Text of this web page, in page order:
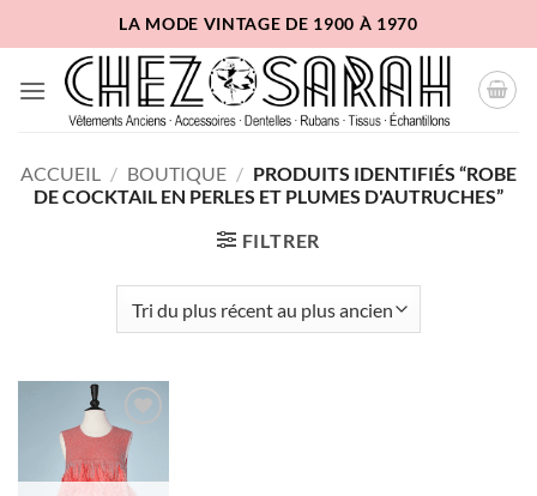
au
contenu
LA MODE VINTAGE DE 1900 À 1970
ACCUEIL / BOUTIQUE / PRODUITS IDENTIFIÉS “ROBE
DE COCKTAIL EN PERLES ET PLUMES D'AUTRUCHES”
FILTRER
Ajouter
à la liste
d'envies